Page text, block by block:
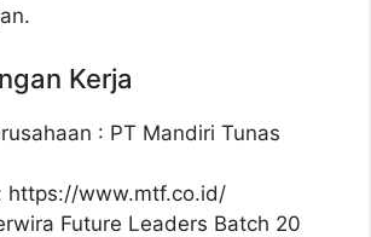
Kerja
: PT Mandiri Tunas
https://www.mtf.co.id/
Future Leaders Batch 20